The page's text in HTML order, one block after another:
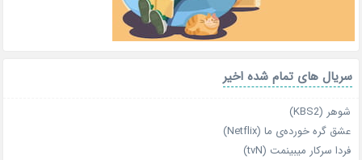
سریال های تمام شده اخیر
شوهر (KBS2)
عشق گره خورده‌ی ما (Netflix)
فردا سرکار میبینمت (tvN)